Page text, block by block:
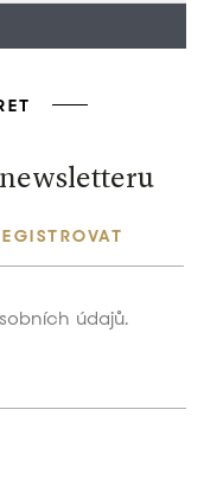
údajů.